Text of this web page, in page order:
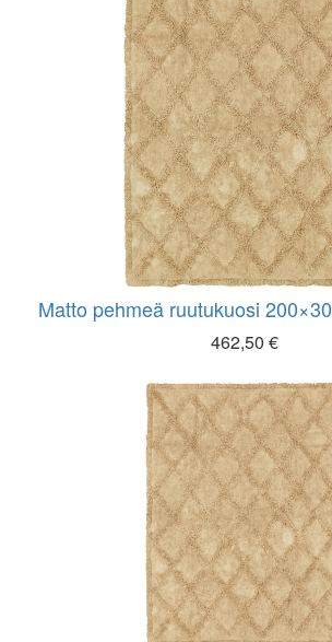
Matto pehmeä ruutukuosi
462,50 €